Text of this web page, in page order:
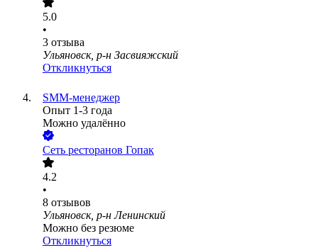
5.0
•
3 отзыва
Ульяновск, р-н Засвияжский
Откликнуться
SMM-менеджер
Опыт 1-3 года
Можно удалённо
Сеть ресторанов Гопак
4.2
•
8 отзывов
Ульяновск, р-н Ленинский
Можно без резюме
Откликнуться